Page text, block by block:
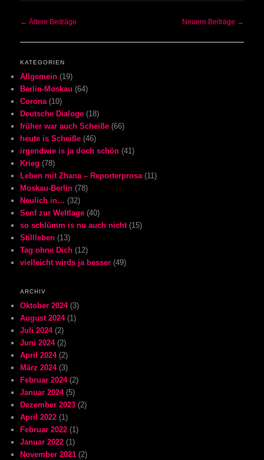
Beitrags-Navigation
← Ältere Beiträge Neuere Beiträge →
KATEGORIEN
Allgemein (19)
Berlin-Moskau (64)
Corona (10)
Deutsche Dialoge (18)
früher war auch Scheiße (66)
heute is Scheiße (46)
irgendwie is ja doch schön (41)
Krieg (78)
Leben mit Zhana – Reporterprosa (11)
Moskau-Berlin (78)
Neulich in… (32)
Senf zur Weltlage (40)
so schlümm is nu auch nicht(15)
Stillleben (13)
Tag ohne Dich (12)
vielleicht wirds ja besser (49)
ARCHIV
Oktober 2024(3)
August 2024(1)
Juli 2024(2)
Juni 2024(2)
April 2024(2)
März 2024(3)
Februar 2024(2)
Januar 2024(5)
Dezember 2023 (2)
April 2022 (1)
Februar 2022 (1)
Januar 2022 (1)
November 2021 (2)